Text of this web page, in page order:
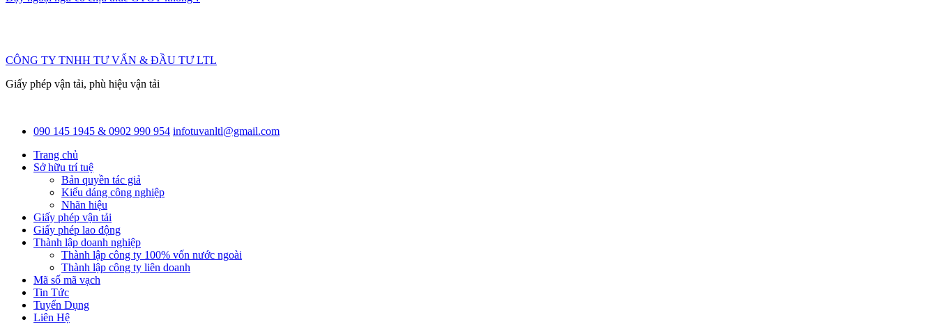
CÔNG TY TNHH TƯ VẤN & ĐẦU TƯ LTL
Giấy phép vận tải, phù hiệu vận tải
090 145 1945 & 0902 990 954 infotuvanltl@gmail.com
Trang chủ
Sở hữu trí tuệ
Bản quyền tác giả
Kiểu dáng công nghiệp
Nhãn hiệu
Giấy phép vận tải
Giấy phép lao động
Thành lập doanh nghiệp
Thành lập công ty 100% vốn nước ngoài
Thành lập công ty liên doanh
Mã số mã vạch
Tin Tức
Tuyển Dụng
Liên Hệ